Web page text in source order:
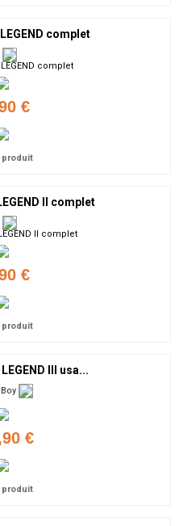
LEGEND complet
€
produit
II complet
€
produit
III usa...
€
produit